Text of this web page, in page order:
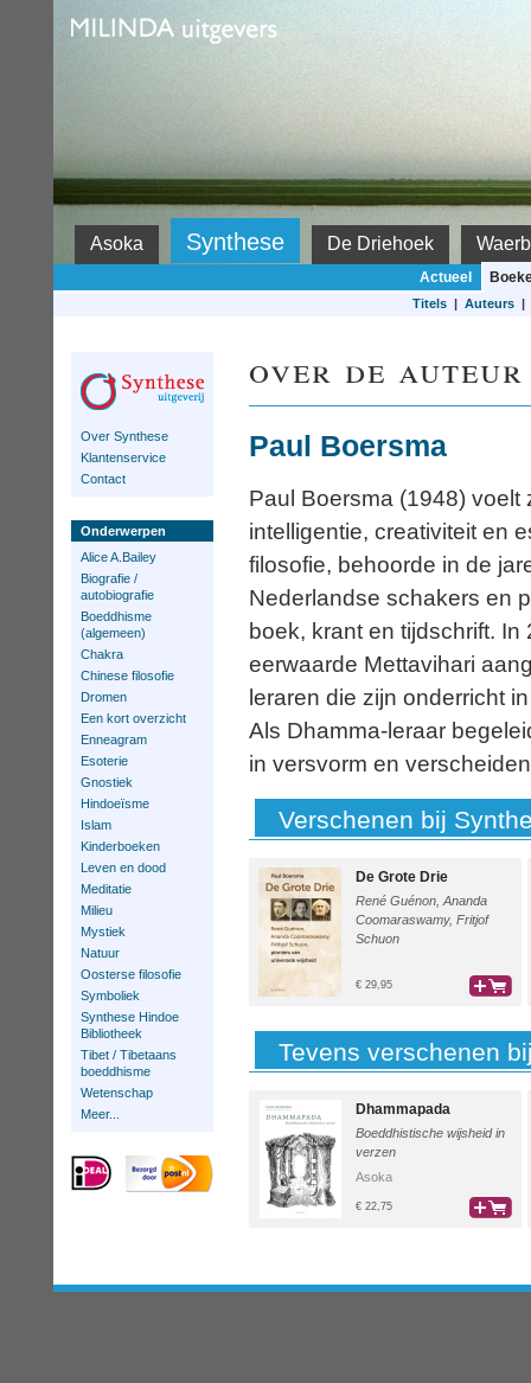
Asoka Synthese De Driehoek
Actueel
Titels| Auteurs|
Over Synthese
Klantenservice
Contact
Onderwerpen
Alice A.Bailey
Biografie /
autobiografie
Boeddhisme
(algemeen)
Chakra
Chinese filosofie
Dromen
Een kort overzicht
Enneagram
Esoterie
Gnostiek
Hindoeïsme
Islam
Kinderboeken
Leven en dood
Meditatie
Milieu
Mystiek
Natuur
Oosterse filosofie
Symboliek
Synthese Hindoe
Bibliotheek
Tibet / Tibetaans
boeddhisme
Wetenschap
Meer...
over de auteur
Paul Boersma
Paul Boersma (1948)
intelligentie, creativiteit en
filosofie, behoorde in de
Nederlandse schakers en
boek, krant en tijdschrift.
eerwaarde Mettavihari
leraren die zijn onderricht
Als Dhamma-leraar
in versvorm en
Verschenen bij
De Grote Drie
René Guénon, Ananda
Coomaraswamy, Fritjof
Schuon
€ 29,95
Tevens verschenen
Dhammapada
Boeddhistische wijsheid in
verzen
Asoka
€ 22,75